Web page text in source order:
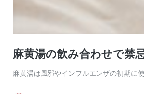
麻黄湯の飲み合わせで禁
麻黄湯は風邪やインフルエンザの初期に